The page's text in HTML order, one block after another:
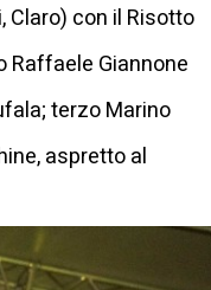
con il Risotto
Giannone
terzo Marino
aspretto al